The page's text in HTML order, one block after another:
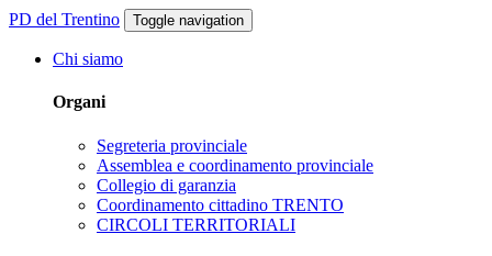
PD del Trentino Toggle navigation
Chi siamo
Organi
Segreteria provinciale
Assemblea e coordinamento provinciale
Collegio di garanzia
Coordinamento cittadino TRENTO
CIRCOLI TERRITORIALI